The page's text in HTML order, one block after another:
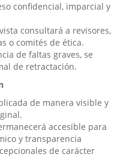
confidencial, imparcial y
consultará a revisores,
o comités de ética.
de faltas graves, se
de retractación.
de manera visible y
accesible para
y transparencia
de carácter